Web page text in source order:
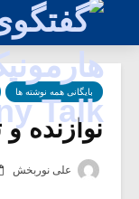
بایگانی همه نوشته ها
نوازنده و
علی نوربخش